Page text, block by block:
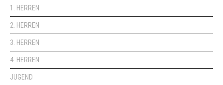
1. HERREN
2. HERREN
3. HERREN
4. HERREN
JUGEND